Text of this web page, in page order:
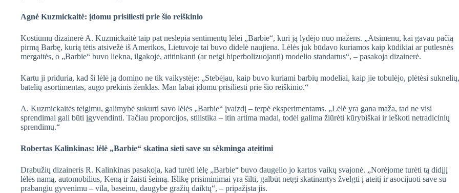
Agnė Kuzmickaitė: įdomu prisiliesti prie šio reiškinio
Kostiumų dizainerė A. Kuzmickaitė taip pat neslepia sentimentų lėlei „Barbie“, kuri ją lydėjo nuo mažens. „Atsimenu, kai gavau pačią
pirmą Barbę, kurią tėtis atsivežė iš Amerikos, Lietuvoje tai buvo didelė naujiena. Lėlės juk būdavo kuriamos kaip kūdikiai ar putlesnės
mergaitės, o „Barbie“ buvo liekna, ilgakojė, atitinkanti (ar netgi hiperbolizuojanti) modelio standartus“, – pasakoja dizainerė.
Kartu ji priduria, kad ši lėlė ją domino ne tik vaikystėje: „Stebėjau, kaip buvo kuriami barbių modeliai, kaip jie tobulėjo, plėtėsi suknelių,
batelių asortimentas, augo prekinis ženklas. Man labai įdomu prisiliesti prie šio reiškinio.“
A. Kuzmickaitės teigimu, galimybė sukurti savo lėlės „Barbie“ įvaizdį – terpė eksperimentams. „Lėlė yra gana maža, tad ne visi
sprendimai gali būti įgyvendinti. Tačiau proporcijos, stilistika – itin artima madai, todėl galima žiūrėti kūrybiškai ir ieškoti netradicinių
sprendimų.“
Robertas Kalinkinas: lėlė „Barbie“ skatina sieti save su sėkminga ateitimi
Drabužių dizaineris R. Kalinkinas pasakoja, kad turėti lėlę „Barbie“ buvo daugelio jo kartos vaikų svajonė. „Norėjome turėti tą didįjį
lėlės namą, automobilius, Keną ir žaisti šeimą. Išlikę prisiminimai yra šilti, galbūt netgi skatinantys žvelgti į ateitį ir asocijuoti save su
prabangiu gyvenimu – vila, baseinu, daugybe gražių daiktų“, – pripažįsta jis.